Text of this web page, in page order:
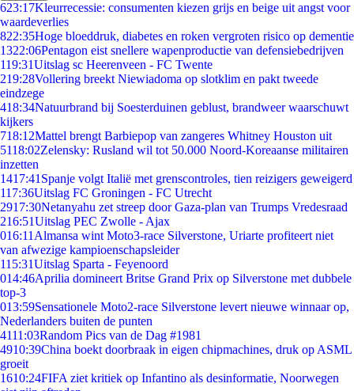
623:17Kleurrecessie: consumenten kiezen grijs en beige uit angst voor
waardeverlies
822:35Hoge bloeddruk, diabetes en roken vergroten risico op dementie
1322:06Pentagon eist snellere wapenproductie van defensiebedrijven
119:31Uitslag sc Heerenveen - FC Twente
219:28Vollering breekt Niewiadoma op slotklim en pakt tweede
eindzege
418:34Natuurbrand bij Soesterduinen geblust, brandweer waarschuwt
kijkers
718:12Mattel brengt Barbiepop van zangeres Whitney Houston uit
5118:02Zelensky: Rusland wil tot 50.000 Noord-Koreaanse militairen
inzetten
1417:41 Spanje volgt Italië met grenscontroles, tien reizigers geweigerd
117:36Uitslag FC Groningen - FC Utrecht
2917:30Netanyahu zet streep door Gaza-plan van Trumps Vredesraad
216:51Uitslag PEC Zwolle - Ajax
016:11 Almansa wint Moto3-race Silverstone, Uriarte profiteert niet
van afwezige kampioenschapsleider
115:31Uitslag Sparta - Feyenoord
014:46Aprilia domineert Britse Grand Prix op Silverstone met dubbele
top-3
013:59Sensationele Moto2-race Silverstone levert nieuwe winnaar op,
Nederlanders buiten de punten
4111:03Random Pics van de Dag #1981
4910:39China boekt doorbraak in eigen chipmachines, druk op ASML
groeit
1610:24FIFA ziet kritiek op Infantino als desinformatie, Noorwegen